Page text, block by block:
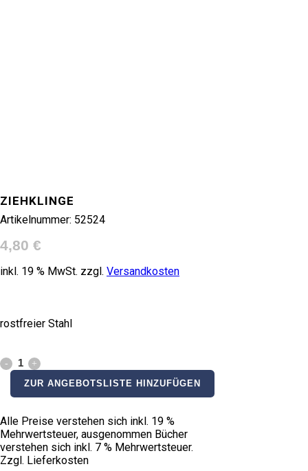
ZIEHKLINGE
Artikelnummer: 52524
4,80 €
inkl. 19 % MwSt. zzgl. Versandkosten
rostfreier Stahl
Ziehklinge
quantityZUR ANGEBOTSLISTE HINZUFÜGEN
Alle Preise verstehen sich inkl. 19 %
Mehrwertsteuer, ausgenommen Bücher
verstehen sich inkl. 7 % Mehrwertsteuer.
Zzgl. Lieferkosten